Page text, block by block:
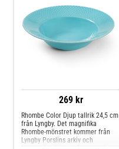
269 kr
Rhombe Color Djup tallrik 24,5 cm
från Lyngby. Det magnifika
Rhombe-mönstret kommer från
Lyngby Porslins arkiv och